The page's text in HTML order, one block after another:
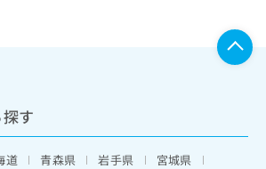
す
道 青森県 岩手県
宮城県